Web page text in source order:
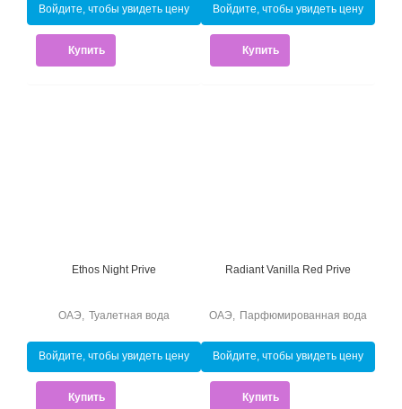
Войдите, чтобы увидеть цену
Купить
Войдите, чтобы увидеть цену
Купить
Ethos Night Prive
Туалетная вода
ОАЭ
Войдите, чтобы увидеть цену
Купить
Radiant Vanilla Red Prive
Парфюмированная вода
ОАЭ
Войдите, чтобы увидеть цену
Купить